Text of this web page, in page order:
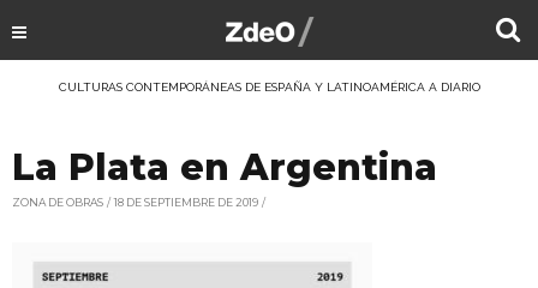
CULTURAS CONTEMPORÁNEAS DE ESPAÑA Y LATINOAMÉRICA A DIARIO
La Plata en Argentina
ZONA DE OBRAS 18 DE SEPTIEMBRE DE 2019